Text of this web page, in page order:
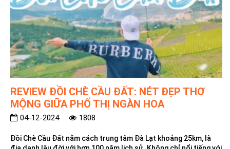
REVIEW ĐỒI CHÈ CẦU ĐẤT: NÉT ĐẸP THƠ
MỘNG GIỮA PHỐ THỊ NGÀN HOA
04-12-2024 1808
Đồi Chè Cầu Đất nằm cách trung tâm Đà Lạt khoảng 25km, là